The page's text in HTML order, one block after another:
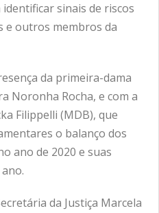
sinais de riscos
e outros membros da
da primeira-dama
Noronha Rocha, e com a
Filippelli (MDB), que
o balanço dos
ano de 2020 e suas
da Justiça Marcela